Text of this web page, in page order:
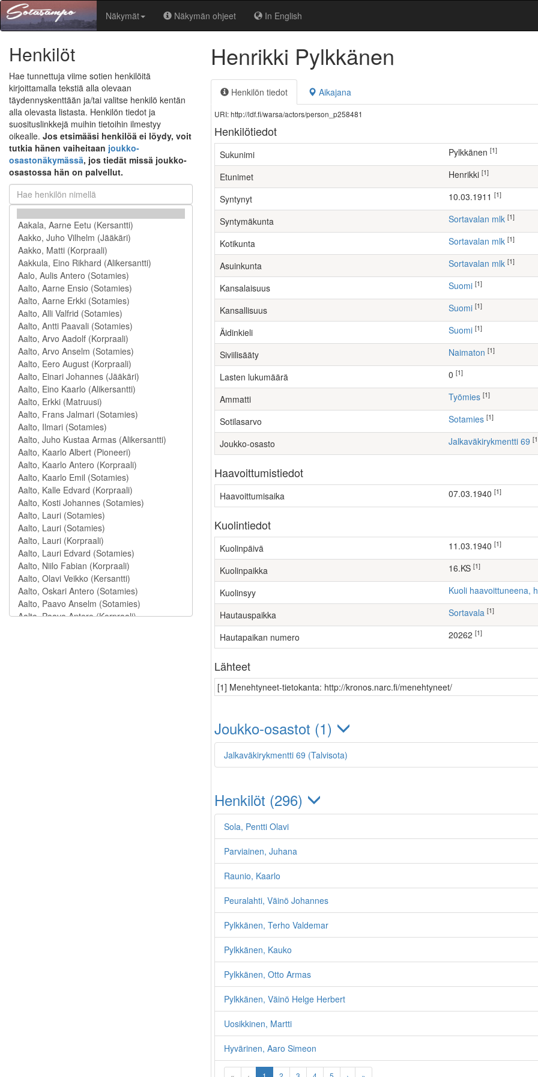
Näkymät Näkymän ohjeet In English
Henkilöt
Hae tunnettuja viime sotien henkilöitä
kirjoittamalla tekstiä alla olevaan
täydennyskenttään ja/tai valitse henkilö kentän
alla olevasta listasta. Henkilön tiedot ja
suosituslinkkejä muihin tietoihin ilmestyy
oikealle. Jos etsimääsi henkilöä ei löydy, voit
tutkia hänen vaiheitaan joukko-
osastonäkymässä, jos tiedät missä joukko-
osastossa hän on palvellut.
Henrikki Pylkkänen
Henkilön tiedot Aikajana
URI: http://ldf.fi/warsa/actors/person_p258481
Henkilötiedot
Sukunimi Pylkkänen [1]
Etunimet Henrikki [1]
Syntynyt 10.03.1911 [1]
Syntymäkunta Sortavalan mlk [1]
Kotikunta Sortavalan mlk [1]
Asuinkunta Sortavalan mlk [1]
Kansalaisuus Suomi [1]
Kansallisuus Suomi [1]
Äidinkieli Suomi [1]
Siviilisääty Naimaton [1]
Lasten lukumäärä [1]
Ammatti työmies [1]
Sotilasarvo Sotamies [1]
Joukko-osasto Jalkaväkirykmentti 69
Haavoittumistiedot
Haavoittumisaika 07.03.1940 [1]
Kuolintiedot
Kuolinpäivä 11.03.1940 [1]
Kuolinpaikka 16.KS [1]
Kuolinsyy Kuoli haavoittuneena,
Hautauspaikka Sortavala [1]
Hautapaikan numero 20262 [1]
Lähteet
[1] Menehtyneet-tietokanta: http://kronos.narc.fi/menehtyneet/
Joukko-osastot (1)
Jalkaväkirykmentti 69 (Talvisota)
Henkilöt (296)
Sola, Pentti Olavi
Parviainen, Juhana
Raunio, Kaarlo
Peuralahti, Väinö Johannes
Pylkkänen, Terho Valdemar
Pylkkänen, Kauko
Pylkkänen, Otto Armas
Pylkkänen, Väinö Helge Herbert
Uosikkinen, Martti
Hyvärinen, Aaro Simeon